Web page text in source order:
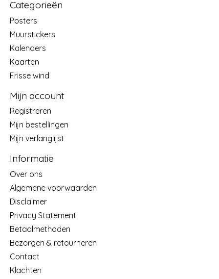
Categorieën
Posters
Muurstickers
Kalenders
Kaarten
Frisse wind
Mijn account
Registreren
Mijn bestellingen
Mijn verlanglijst
Informatie
Over ons
Algemene voorwaarden
Disclaimer
Privacy Statement
Betaalmethoden
Bezorgen & retourneren
Contact
Klachten